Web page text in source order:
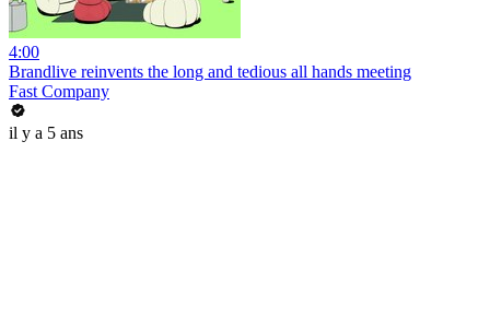
4:00
Brandlive reinvents the long and tedious all hands meeting
Fast Company
il y a 5 ans